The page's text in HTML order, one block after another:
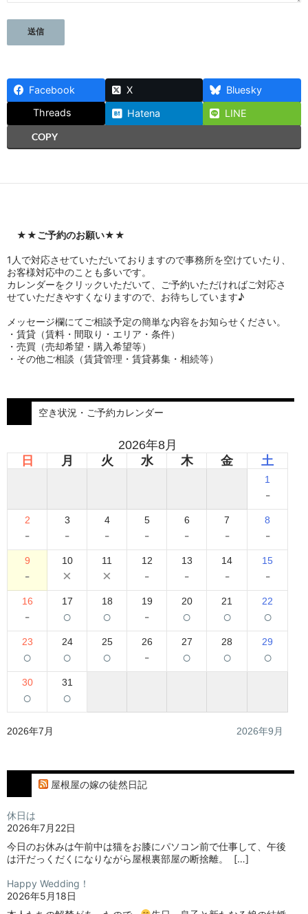
Facebook X
Bluesky
Threads
Hatena
LINE
COPY
★★ご予約のお願い★★
1人で対応させていただいておりますので事務所を空けていたり、
お客様対応中のことも多いです。
カレンダーをクリックいただいて、ご予約いただければご対応さ
せていただきやすくなりますので、お待ちしています♪
メッセージ欄にてご相談予定の簡単な内容をお知らせください。
・賃貸（賃料・間取り・エリア・条件）
・売買（売却希望・購入希望等）
・その他ご相談（賃貸管理・賃貸募集・相続等）
空き状況・ご予約カレンダー
2026年8月
日
月 火 水 木 金 土
1
-
2
-
3
-
4
-
5
-
6
-
7
-
8
-
9
-
10
×
11
×
12
-
13
-
14
-
15
-
16
-
17
○
18
○
19
-
20
○
21
○
22
○
23
○
24
○
25
○
26
-
27
○
28
○
29
○
30
○
31
○
2026年7月 2026年9月
屋根屋の嫁の徒然日記
休日は
2026年7月22日
今日のお休みは午前中は猫をお膝にパソコン前で仕事して、午後
は汗だっくだくになりながら屋根裏部屋の断捨離。⁡ ⁡ […]
Happy Wedding！
2026年5月18日